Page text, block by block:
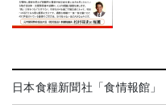
日本食糧新聞社「食情報館」